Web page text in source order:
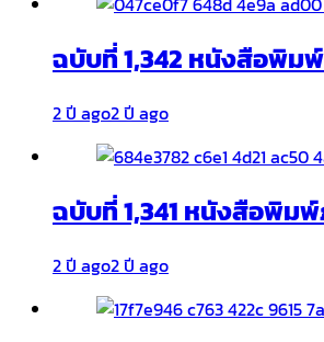
ฉบับที่ 1,342 หนังสือพิม
2 ปี ago2 ปี ago
ฉบับที่ 1,341 หนังสือพิม
2 ปี ago2 ปี ago